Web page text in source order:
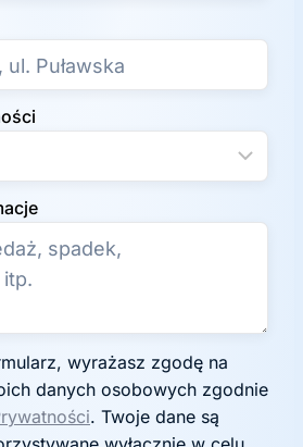
danych osobowych zgodnie
. Twoje dane są